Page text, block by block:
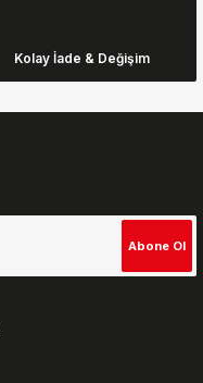
Kolay İade & Değişim
Abone Ol